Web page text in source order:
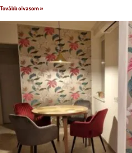
Tovább olvasom »